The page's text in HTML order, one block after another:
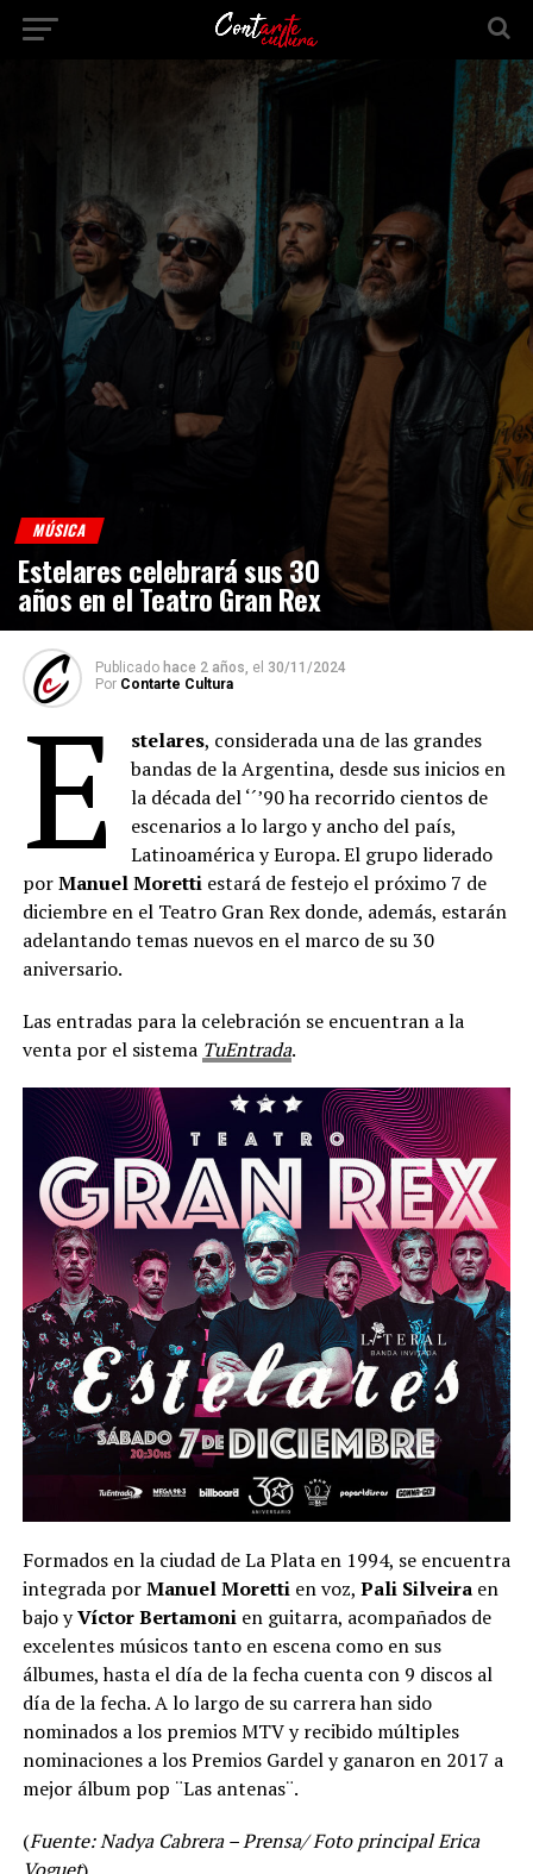
MÚSICA
Estelares celebrará sus 30
años en el Teatro Gran Rex
Publicado hace 2 años, el 30/11/2024
Por Contarte Cultura
E stelares, considerada una de las grandes
bandas de la Argentina, desde sus inicios en
la década del ‘´’90 ha recorrido cientos de
escenarios a lo largo y ancho del país,
Latinoamérica y Europa. El grupo liderado
porManuel Morettiestará de festejo el próximo 7 de
diciembre en el Teatro Gran Rex donde, además, estarán
adelantando temas nuevos en el marco de su 30
aniversario.
Las entradas para la celebración se encuentran a la
venta por el sistema TuEntrada.
Formados en la ciudad de La Plata en 1994, se encuentra
integrada porManuel Morettien voz, Pali Silveiraen
bajo yVíctor Bertamonien guitarra, acompañados de
excelentes músicos tanto en escena como en sus
álbumes, hasta el día de la fecha cuenta con 9 discos al
día de la fecha. A lo largo de su carrera han sido
nominados a los premios MTV y recibido múltiples
nominaciones a los Premios Gardel y ganaron en 2017 a
mejor álbum pop ¨Las antenas¨.
(Fuente: Nadya Cabrera – Prensa/ Foto principal Erica